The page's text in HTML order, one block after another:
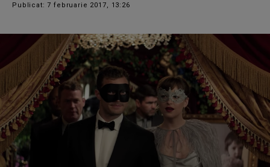
Publicat: 7 februarie 2017, 13:26